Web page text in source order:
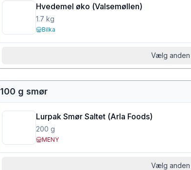
Hvedemel øko (Valsemøllen)
1.7 kg
Bilka
Vælg anden
100 g smør
Lurpak Smør Saltet (Arla Foods)
200 g
MENY
Vælg anden